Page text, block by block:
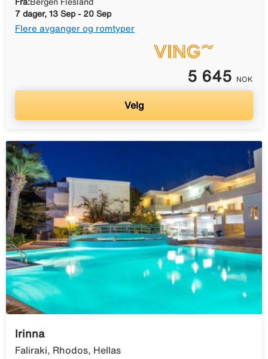
7 dager, 13 Sep - 20 Sep
Flere avganger og romtyper
5 645 NOK
Velg
Irinna
Faliraki, Rhodos, Hellas